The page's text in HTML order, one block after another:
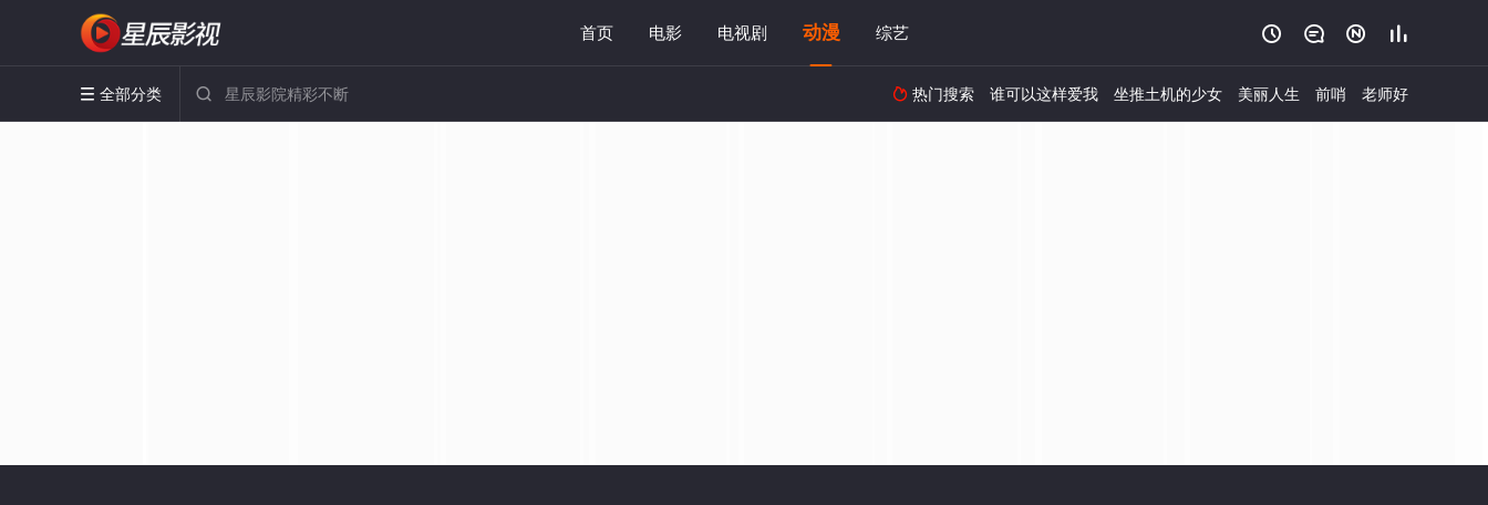
首页 电影 电视剧 动漫 综艺    
 全部分类   热门搜索 谁可以这样爱我 坐推土机的少女 美丽人生 前哨 老师好